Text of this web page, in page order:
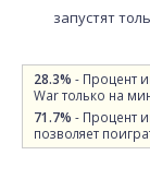
запустят
28.3% - Процент
War только на
71.7% - Процент
позволяет